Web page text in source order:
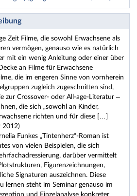
Zeit Filme, die sowohl Erwachsene als
vermögen, genauso wie es natürlich
mit ein wenig Anleitung oder einer über
an Filme für Erwachsene
die im engeren Sinne von vornherein
zugleich zugeschnitten sind,
zur Crossover- oder All-age-Literatur –
die sich „sowohl an Kinder,
richten und für diese […]
2012)
Funkes „Tintenherz“-Roman ist
von vielen Beispielen, die sich
darüber vermittelt
Figurenzeichnungen,
Signaturen auszeichnen. Diese
lernen steht im Seminar genauso im
und Einzelanalyse konkreter